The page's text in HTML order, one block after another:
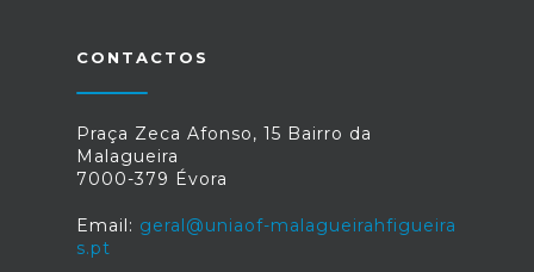
CONTACTOS
Praça Zeca Afonso, 15 Bairro da
Malagueira
7000-379 Évora
Email: geral@uniaof-malagueirahfigueira
s.pt